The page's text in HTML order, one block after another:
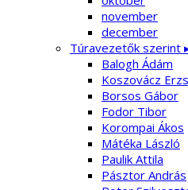
november
december
Túravezetők szerint
Balogh Ádám
Koszovácz
Borsos Gábor
Fodor Tibor
Korompai Ákos
Mátéka László
Paulik Attila
Pásztor András